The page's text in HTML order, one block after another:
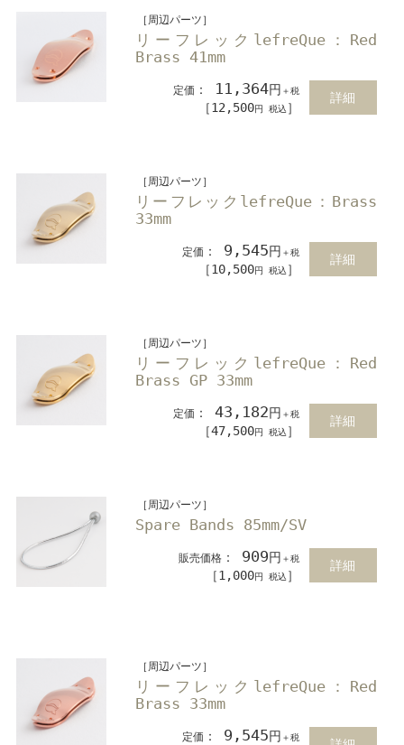
［周辺パーツ］
リーフレックlefreQue：Red
Brass 41mm
定価 ： 11,364円 ＋税
［12,500円 税込 ］
詳細
［周辺パーツ］
リーフレックlefreQue：Brass
33mm
定価 ： 9,545円 ＋税
［10,500円 税込 ］
詳細
［周辺パーツ］
リーフレックlefreQue：Red
Brass GP 33mm
定価 ：43,182円 ＋税
［47,500円 税込 ］
詳細
［周辺パーツ］
Spare Bands 85mm/SV
販売価格 ： 909円 ＋税
［1,000円 税込 ］
詳細
［周辺パーツ］
リーフレックlefreQue：Red
Brass 33mm
定価 ： 9,545円 ＋税